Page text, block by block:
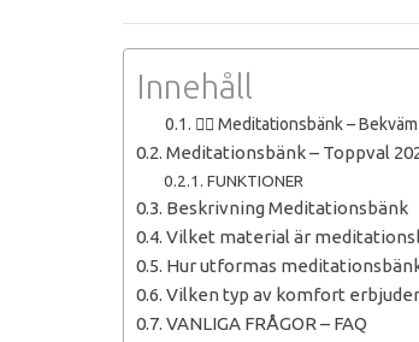
Innehåll
🧘‍♀️ Meditationsbänk –
Meditationsbänk – Toppval
FUNKTIONER
Beskrivning Meditationsbänk
Vilket material är
Hur utformas
Vilken typ av komfort
VANLIGA FRÅGOR – FAQ